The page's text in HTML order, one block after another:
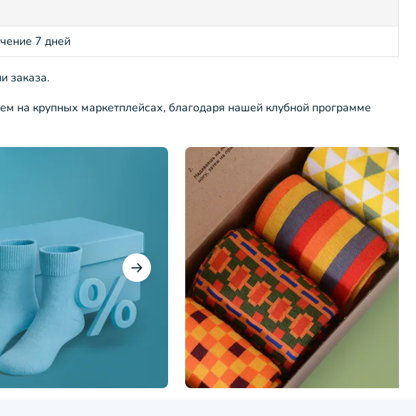
7 дней
заказа.
на крупных маркетплейсах, благодаря нашей клубной программе